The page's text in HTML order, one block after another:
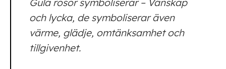
Gula rosor symboliserar – Vänskap
och lycka, de symboliserar även
värme, glädje, omtänksamhet och
tillgivenhet.